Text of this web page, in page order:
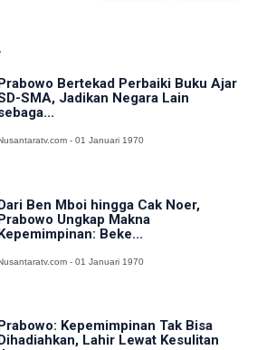
Prabowo Bertekad Perbaiki Buku Ajar
SMA, Jadikan Negara Lain
- 01 Januari 1970
Ben Mboi hingga Cak Noer,
Ungkap Makna
Beke...
- 01 Januari 1970
Kepemimpinan Tak Bisa
Lahir Lewat Kesulitan